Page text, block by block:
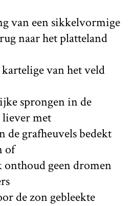
van een sikkelvormige
naar het platteland
van het veld
sprongen in de
met
de grafheuvels bedekt
of
geen dromen
de zon gebleekte